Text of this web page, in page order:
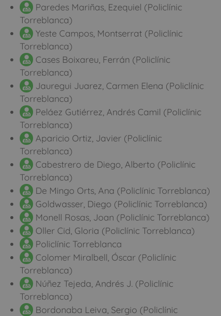
Paredes Mariñas, Ezequiel (Policlínic
Torreblanca)
Yeste Campos, Montserrat (Policlínic
Torreblanca)
Cases Boixareu, Ferrán (Policlínic
Torreblanca)
Jauregui Juarez, Carmen Elena (Policlínic
Torreblanca)
Peláez Gutiérrez, Andrés Camil (Policlínic
Torreblanca)
Aparicio Ortiz, Javier (Policlínic
Torreblanca)
Cabestrero de Diego, Alberto (Policlínic
Torreblanca)
De Mingo Orts, Ana (Policlínic Torreblanca)
Goldwasser, Diego (Policlínic Torreblanca)
Monell Rosas, Joan (Policlínic Torreblanca)
Oller Cid, Gloria (Policlínic Torreblanca)
Policlínic Torreblanca
Colomer Miralbell, Óscar (Policlínic
Torreblanca)
Núñez Tejeda, Andrés J. (Policlínic
Torreblanca)
Bordonaba Leiva, Sergio (Policlínic